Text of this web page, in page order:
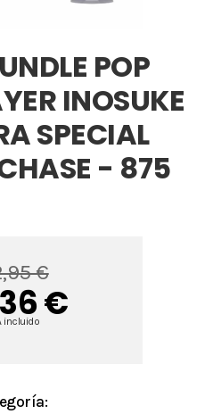
POP
INOSUKE
SPECIAL
- 875
€
€
incluido